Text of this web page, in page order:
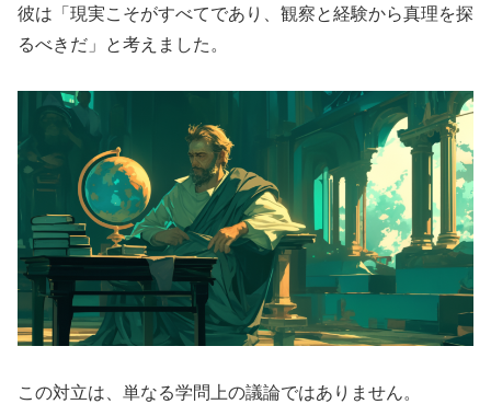
彼は「現実こそがすべてであり、観察と経験から真理を探
るべきだ」と考えました。
この対立は、単なる学問上の議論ではありません。